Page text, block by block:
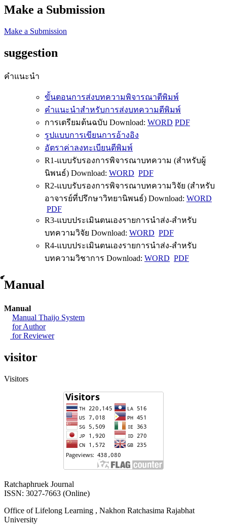
Make a Submission
Make a Submission
suggestion
คำแนะนำ
ขั้นตอนการส่งบทความพิจารณาตีพิมพ์
คำแนะนำสำหรับการส่งบทความตีพิมพ์
การเตรียมต้นฉบับ Download: WORD PDF
รูปแบบการเขียนการอ้างอิง
อัตราค่าลงทะเบียนตีพิมพ์
R1-แบบรับรองการพิจารณาบทความ (สำหรับผู้
นิพนธ์) Download: WORD PDF
R2-แบบรับรองการพิจารณาบทความวิจัย (สำหรับ
อาจารย์ที่ปรึกษาวิทยานิพนธ์) Download: WORD
PDF
R3-แบบประเมินตนเองรายการนำส่ง-สำหรับ
บทความวิจัย Download: WORD PDF
R4-แบบประเมินตนเองรายการนำส่ง-สำหรับ
บทความวิชาการ Download: WORD PDF
์Manual
Manual
Manual Thaijo System
for Author
for Reviewer
visitor
Visitors
Ratchaphruek Journal
ISSN: 3027-7663 (Online)
Office of Lifelong Learning , Nakhon Ratchasima Rajabhat
University